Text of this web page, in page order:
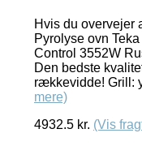
Hvis du overvejer
Pyrolyse ovn
Control 3552W
Den bedste
rækkevidde! Grill:
mere)
4932.5 kr. (Vis